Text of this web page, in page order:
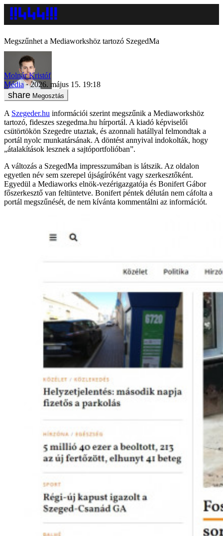
Megszűnhet a Mediaworkshöz tartozó SzegedMa
Molnár Kristóf
Média
2026. május 15. 19:18
Megosztás
A Szegeder.hu információi szerint megszűnik a Mediaworkshöz
tartozó, fideszes szegedma.hu hírportál. A kiadó képviselői
csütörtökön Szegedre utaztak, és azonnali hatállyal felmondtak a
portál nyolc munkatársának. A döntést annyival indokolták, hogy
„átalakítások lesznek a sajtóportfolióban”.
A változás a SzegedMa impresszumában is látszik. Az oldalon
egyetlen név sem szerepel újságíróként vagy szerkesztőként.
Egyedül a Mediaworks elnök-vezérigazgatója és Bonifert Gábor
főszerkesztő van feltüntetve. Bonifert péntek délután nem cáfolta a
portál megszűnését, de nem kívánta kommentálni az információt.